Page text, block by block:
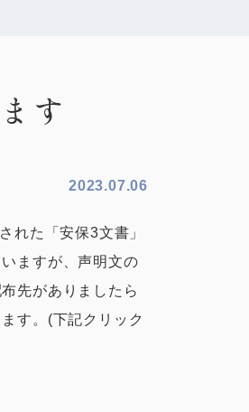
す
2023.07.06
れた「安保3文書」
ますが、声明文の
先がありましたら
す。(下記クリック